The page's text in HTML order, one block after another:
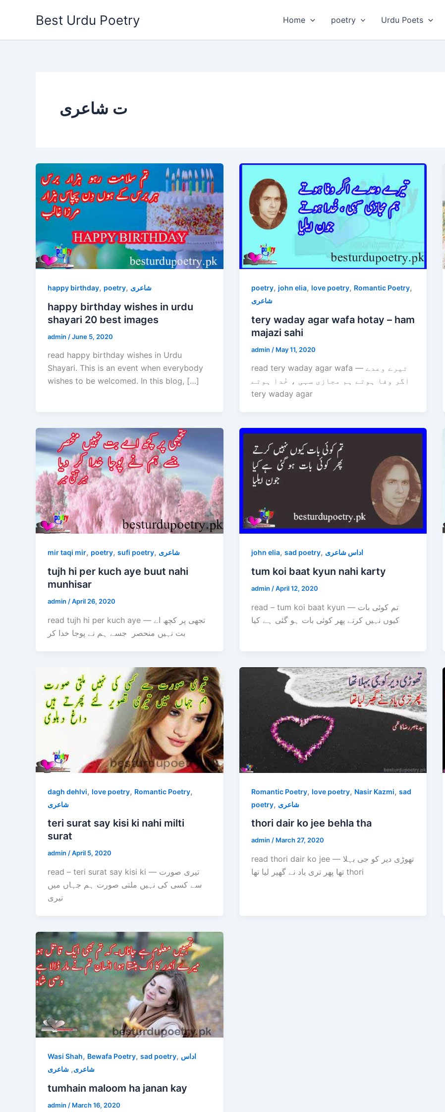
Best Urdu Poetry Home poetry Urdu Poets
ت شاعری
happy birthday, poetry, شاعری
happy birthday wishes in urdu
shayari 20 best images
admin /June 5, 2020
read happy birthday wishes in Urdu
Shayari. This is an event when everybody
wishes to be welcomed. In this blog, […]
poetry, john elia, love poetry, Romantic Poetry,
شاعری
tery waday agar wafa hotay – ham
majazi sahi
admin / May 11, 2020
read tery waday agar wafa — تیرے وعدے
اگر وفا ہوتے ہم مجازی سہی ، خُدا ہوتے
tery waday agar
mir taqi mir, poetry, sufi poetry, شاعری
tujh hi per kuch aye buut nahi
munhisar
admin /April 26, 2020
read tujh hi per kuch aye — تجھی پر کچھ اے
بت نہیں منحصر جسے ہم نے پوجا خدا کر
john elia, sad poetry, اداس شاعری
tum koi baat kyun nahi karty
admin /April 12, 2020
read – tum koi baat kyun — تم کوئی بات
کیوں نہیں کرتے پھر کوئی بات ہو گئی ہے کیا
dagh dehlvi, love poetry, Romantic Poetry,
شاعری
teri surat say kisi ki nahi milti
surat
admin /April 5, 2020
read – teri surat say kisi ki — تیری صورت
سے کسی کی نہیں ملتی صورت ہم جہاں میں
تیری
Romantic Poetry, love poetry, Nasir Kazmi, sad
poetry, شاعری
thori dair ko jee behla tha
admin / March 27, 2020
read thori dair ko jee — تھوڑی دیر کو جی بہلا
تھا پھر تری یاد نے گھیر لیا تھا thori
Wasi Shah, Bewafa Poetry, sad poetry, اداس
شاعری, شاعری
tumhain maloom ha janan kay
admin / March 16, 2020